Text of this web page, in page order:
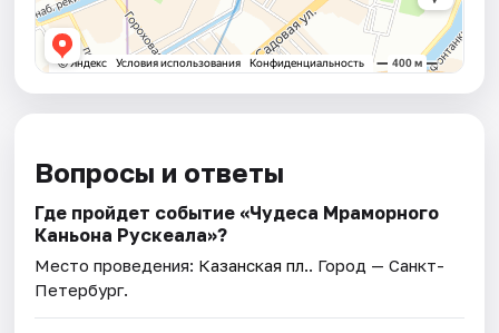
Вопросы и ответы
Где пройдет событие «Чудеса Мраморного
Каньона Рускеала»?
Место проведения: Казанская пл.. Город — Санкт-
Петербург.